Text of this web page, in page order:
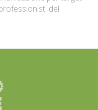
del